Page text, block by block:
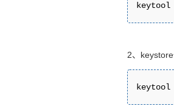
keytool
2、keystore